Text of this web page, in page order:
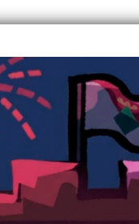
les
de